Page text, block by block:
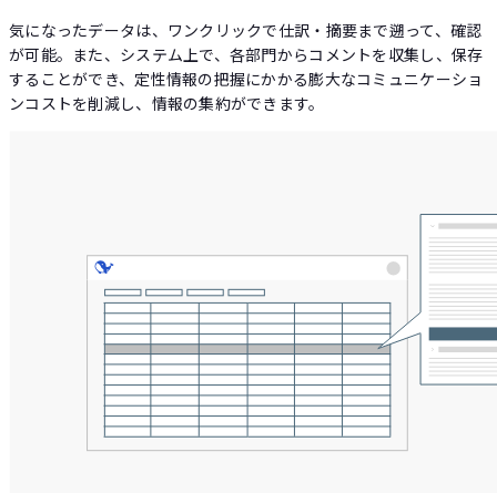
気になったデータは、ワンクリックで仕訳・摘要まで遡って、確認
が可能。また、システム上で、各部門からコメントを収集し、保存
することができ、定性情報の把握にかかる膨大なコミュニケーショ
ンコストを削減し、情報の集約ができます。